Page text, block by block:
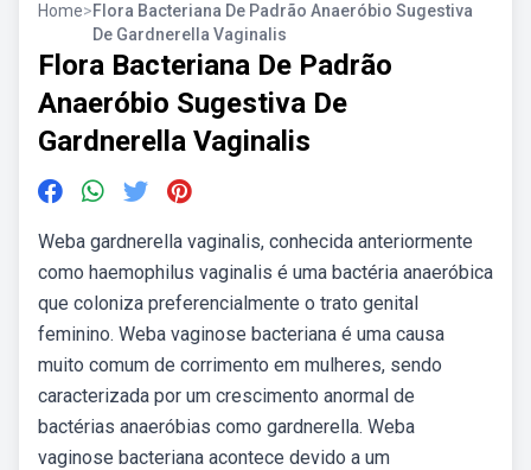
Home>Flora Bacteriana De Padrão Anaeróbio Sugestiva
De Gardnerella Vaginalis
Flora Bacteriana De Padrão
Anaeróbio Sugestiva De
Gardnerella Vaginalis
Weba gardnerella vaginalis, conhecida anteriormente
como haemophilus vaginalis é uma bactéria anaeróbica
que coloniza preferencialmente o trato genital
feminino. Weba vaginose bacteriana é uma causa
muito comum de corrimento em mulheres, sendo
caracterizada por um crescimento anormal de
bactérias anaeróbias como gardnerella. Weba
vaginose bacteriana acontece devido a um